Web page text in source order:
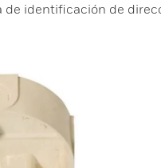
de identificación de